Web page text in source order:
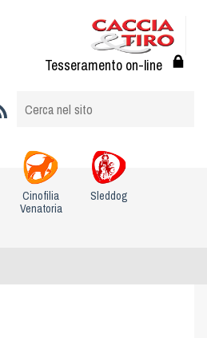
Tesseramento on-line
Cinofilia
Venatoria
Sleddog